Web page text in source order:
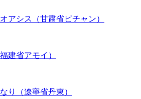
アシス（甘粛省ピチャン）
建省アモイ）
り（遼寧省丹東）